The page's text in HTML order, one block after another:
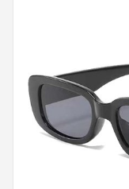
Fako
Guess